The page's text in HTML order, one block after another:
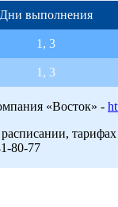
Дни выполнения
1, 3
1, 3
«Восток» -
80-77